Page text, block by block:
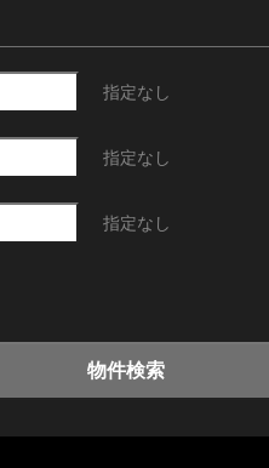
指定なし
指定なし
指定なし
物件検索